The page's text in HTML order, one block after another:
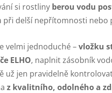
si rostliny berou vodu
při delší nepřítomnosti
velmi jednoduché –vložku
ELHO, naplnit zásobník
už jen pravidelně
z kvalitního, odolného a